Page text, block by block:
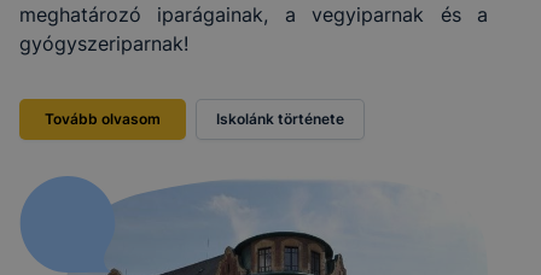
meghatározó iparágainak, a vegyiparnak és a
gyógyszeriparnak!
Tovább olvasom Iskolánk története